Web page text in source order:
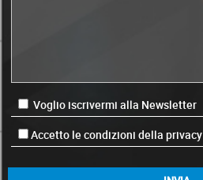
Voglio iscrivermi alla Newsletter
Accetto le condizioni della privacy